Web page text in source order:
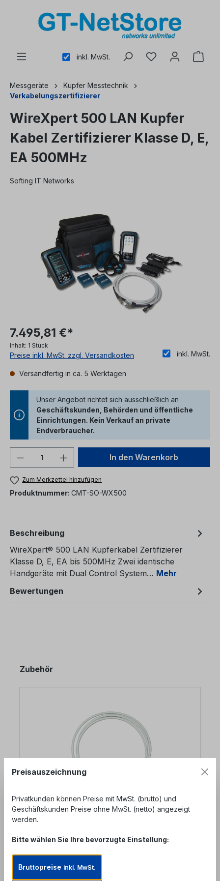
inkl. MwSt.
Messgeräte
Kupfer Messtechnik
Verkabelungszertifizierer
WireXpert 500 LAN Kupfer
Kabel Zertifizierer Klasse D, E,
EA 500MHz
Softing IT Networks
7.495,81 €*
Inhalt: 1 Stück
inkl. MwSt.
Preise inkl. MwSt. zzgl. Versandkosten
Versandfertig in ca. 5 Werktagen
Unser Angebot richtet sich ausschließlich an
Geschäftskunden, Behörden und öffentliche
Einrichtungen. Kein Verkauf an private
Endverbraucher.
Produkt Anzahl: Gib denIn den Warenkorb
Zum Merkzettel hinzufügen
Produktnummer: CMT-SO-WX500
Beschreibung
WireXpert® 500 LAN Kupferkabel Zertifizierer
Klasse D, E, EA bis 500MHz Zwei identische
Handgeräte mit Dual Control System… Mehr
Bewertungen
Produktgalerie überspringen
Zubehör
Link Messkabel Klasse EA Kat. 6A
Produktnummer: CMT-SO-WX-AC-6ALCORD2
Preisauszeichnung
Privatkunden können Preise mit MwSt. (brutto) und
Geschäftskunden Preise ohne MwSt. (netto) angezeigt
werden.
Bitte wählen Sie Ihre bevorzugte Einstellung:
Bruttopreise inkl. MwSt.